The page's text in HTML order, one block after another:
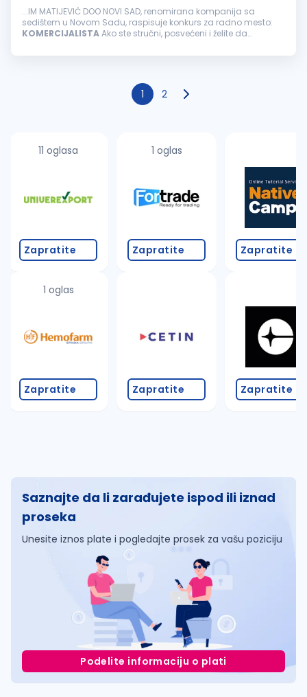
...IM MATIJEVIĆ DOO NOVI SAD, renomirana kompanija sa
sedištem u Novom Sadu, raspisuje konkurs za radno mesto:
KOMERCIJALISTAAko ste stručni, posvećeni i želite da
pridružite našem timu. Opis...
1 2
11 oglasa
Zapratite
1 oglas
Zapratite
1 oglas
Zapratite
Zapratite
Zapratite
Zapratite
Saznajte da li zarađujete ispod ili iznad
proseka
Unesite iznos plate i pogledajte prosek za vašu poziciju
Podelite informaciju o plati